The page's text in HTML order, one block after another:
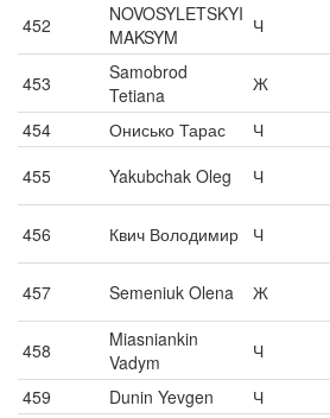
452
NOVOSYLETSKYI
MAKSYM
Ч
453
Samobrod
Tetiana
Ж
454
Онисько Тарас Ч
455
Yakubchak Oleg Ч
456
Квич Володимир Ч
457
Semeniuk Olena Ж
458
Miasniankin
Vadym
Ч
459
Dunin Yevgen Ч